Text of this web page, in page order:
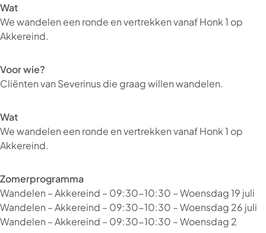
Wat
We wandelen een ronde en vertrekken vanaf Honk 1 op
Akkereind.
Voor wie?
Cliënten van Severinus die graag willen wandelen.
Wat
We wandelen een ronde en vertrekken vanaf Honk 1 op
Akkereind.
Zomerprogramma
Wandelen – Akkereind – 09:30-10:30 – Woensdag 19 juli
Wandelen – Akkereind – 09:30-10:30 – Woensdag 26 juli
Wandelen – Akkereind – 09:30-10:30 – Woensdag 2